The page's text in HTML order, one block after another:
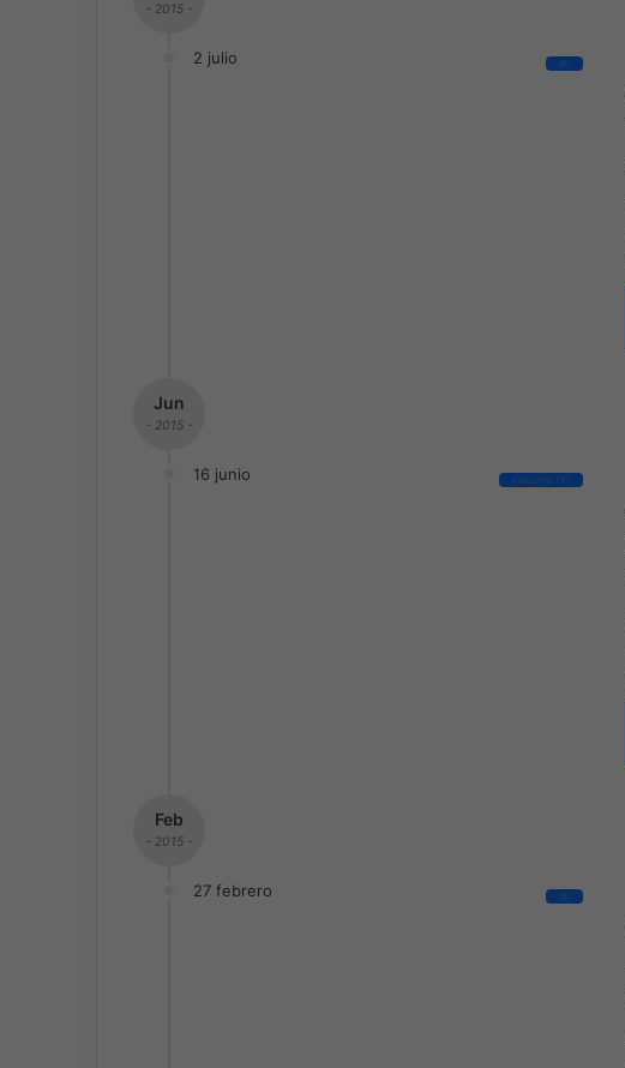
- 2015 -
2 julio All
Jun
- 2015 -
16 junio Industria TIC
Feb
- 2015 -
27 febrero All